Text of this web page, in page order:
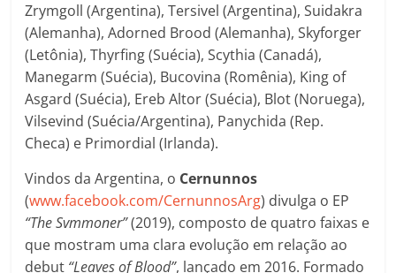
Zrymgoll (Argentina), Tersivel (Argentina), Suidakra
(Alemanha), Adorned Brood (Alemanha), Skyforger
(Letônia), Thyrfing (Suécia), Scythia (Canadá),
Manegarm (Suécia), Bucovina (Romênia), King of
Asgard (Suécia), Ereb Altor (Suécia), Blot (Noruega),
Vilsevind (Suécia/Argentina), Panychida (Rep.
Checa) e Primordial (Irlanda).
Vindos da Argentina, o Cernunnos
(www.facebook.com/CernunnosArg) divulga o EP
“The Svmmoner”(2019), composto de quatro faixas e
que mostram uma clara evolução em relação ao
debut “Leaves of Blood”, lançado em 2016. Formado